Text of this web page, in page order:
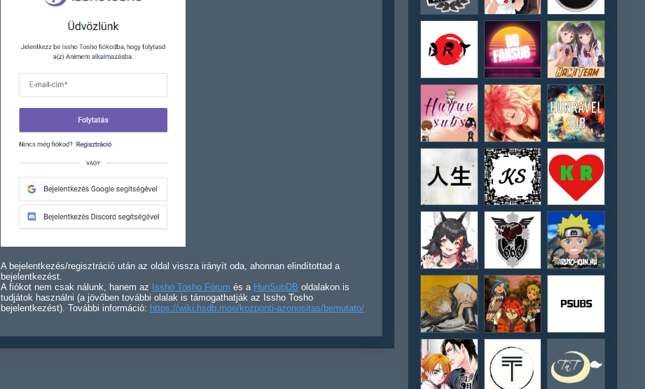
A bejelentkezés/regisztráció után az oldal vissza irányít oda, ahonnan elindítottad a
bejelentkezést.
A fiókot nem csak nálunk, hanem az Issho Tosho Fórum és a HunSubDB oldalakon is
tudjátok használni (a jövőben további olalak is támogathatják az Issho Tosho
bejelentkezést). További információ: https://wiki.hsdb.moe/kozponti-azonositas/bemutato/